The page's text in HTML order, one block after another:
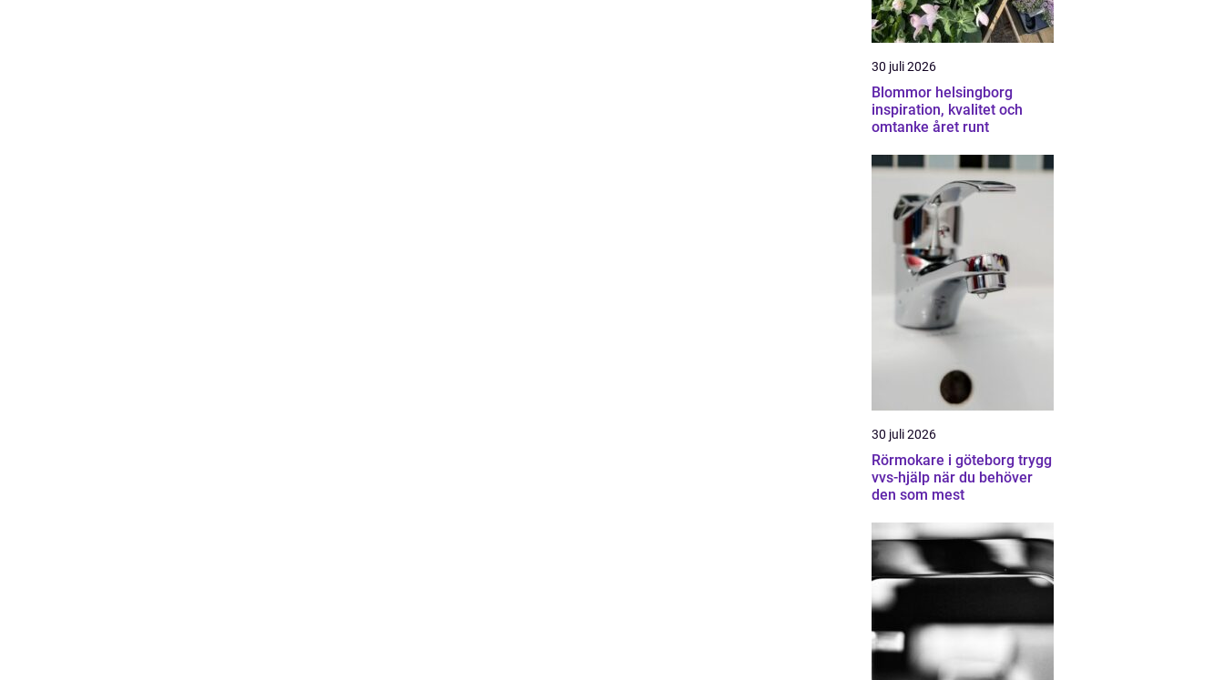
30 juli 2026
Blommor helsingborg
inspiration, kvalitet och
omtanke året runt
30 juli 2026
Rörmokare i göteborg trygg
vvs-hjälp när du behöver
den som mest